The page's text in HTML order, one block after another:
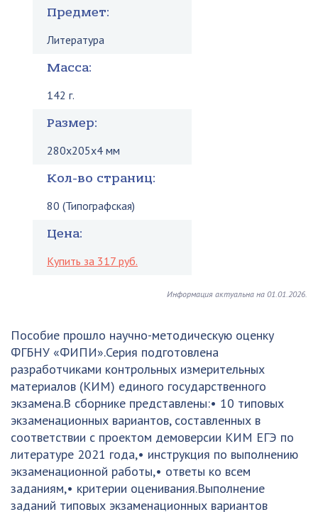
Предмет:
Литература
Масса:
142 г.
Размер:
280x205x4 мм
Кол-во страниц:
80 (Типографская)
Цена:
Купить за 317 руб.
Информация актуальна на 01.01.2026.
Пособие прошло научно-методическую оценку
ФГБНУ «ФИПИ».Серия подготовлена
разработчиками контрольных измерительных
материалов (КИМ) единого государственного
экзамена.В сборнике представлены:• 10 типовых
экзаменационных вариантов, составленных в
соответствии с проектом демоверсии КИМ ЕГЭ по
литературе 2021 года,• инструкция по выполнению
экзаменационной работы,• ответы ко всем
заданиям,• критерии оценивания.Выполнение
заданий типовых экзаменационных вариантов